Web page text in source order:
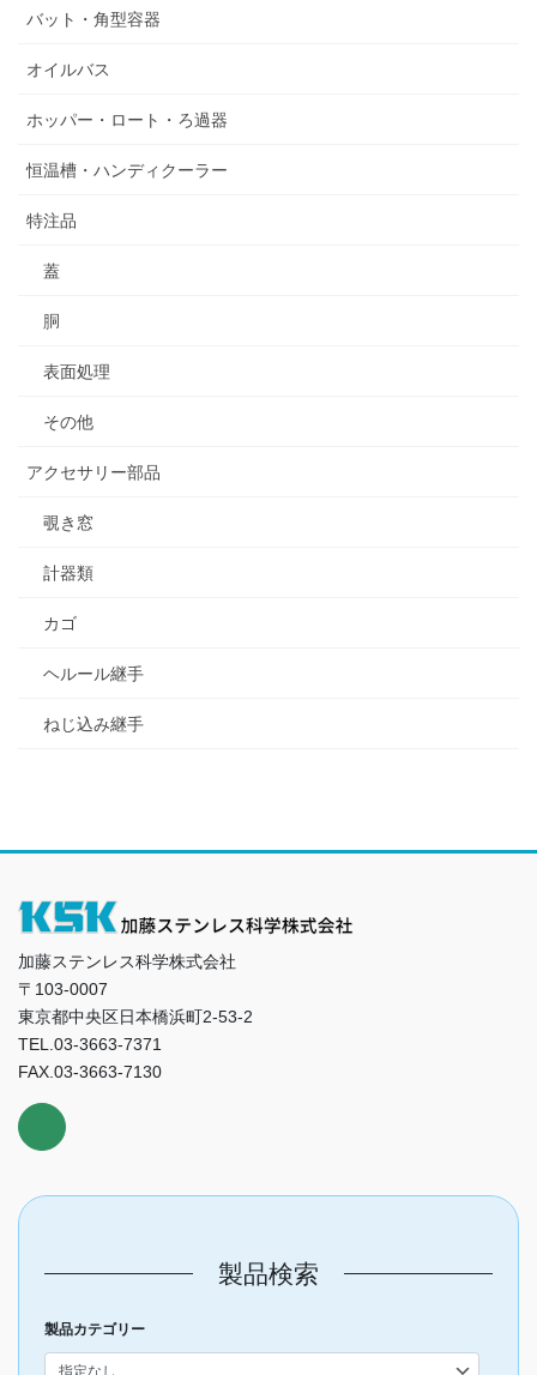
バット・角型容器
オイルバス
ホッパー・ロート・ろ過器
恒温槽・ハンディクーラー
特注品
蓋
胴
表面処理
その他
アクセサリー部品
覗き窓
計器類
カゴ
ヘルール継手
ねじ込み継手
加藤ステンレス科学株式会社
〒103-0007
東京都中央区日本橋浜町2-53-2
TEL.03-3663-7371
FAX.03-3663-7130
製品検索
製品カテゴリー